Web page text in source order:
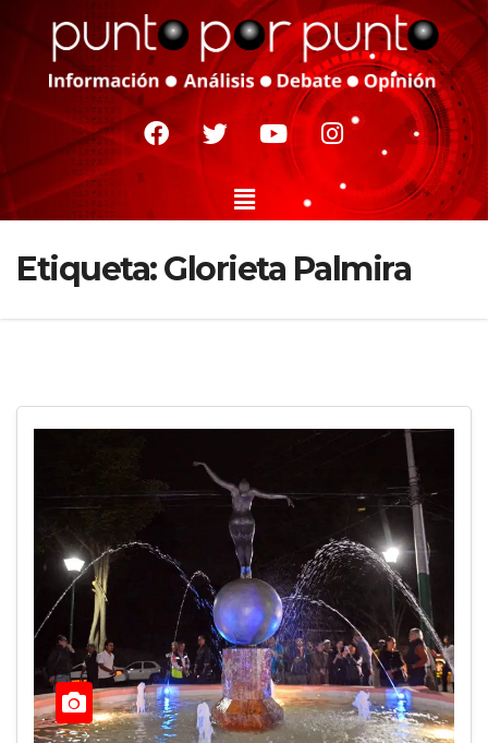
Etiqueta:Glorieta Palmira